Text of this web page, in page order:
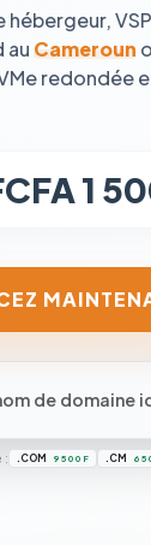
hébergeur,
au Cameroun
redondée
1
: .COM 9 500 F .CM 6